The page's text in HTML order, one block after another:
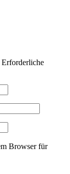
Erforderliche
Browser für